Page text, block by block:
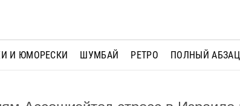
И ЮМОРЕСКИ ШУМБАЙ РЕТРО ПОЛНЫЙ АБЗАЦ